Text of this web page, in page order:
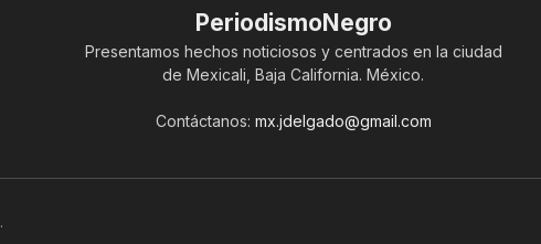
PeriodismoNegro
Presentamos hechos noticiosos y centrados en la ciudad
de Mexicali, Baja California. México.
Contáctanos: mx.jdelgado@gmail.com
.